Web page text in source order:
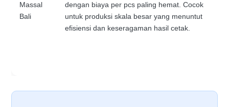
Massal
Bali
dengan biaya per pcs paling hemat. Cocok
untuk produksi skala besar yang menuntut
efisiensi dan keseragaman hasil cetak.